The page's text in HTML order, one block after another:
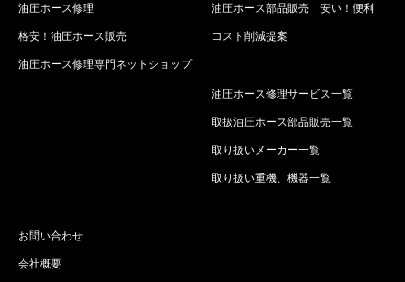
油圧ホース修理
格安！油圧ホース販売
油圧ホース修理専門ネットショップ
油圧ホース部品販売 安い！便利
コスト削減提案
油圧ホース修理サービス一覧
取扱油圧ホース部品販売一覧
取り扱いメーカー一覧
取り扱い重機、機器一覧
お問い合わせ
会社概要